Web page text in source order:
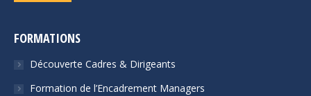
FORMATIONS
Découverte Cadres & Dirigeants
Formation de l’Encadrement Managers